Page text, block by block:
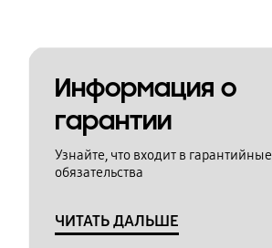
Информация о
гарантии
Узнайте, что входит в гарантийные
обязательства
ЧИТАТЬ ДАЛЬШЕ